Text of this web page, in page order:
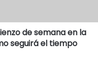
de semana en la
seguirá el tiempo